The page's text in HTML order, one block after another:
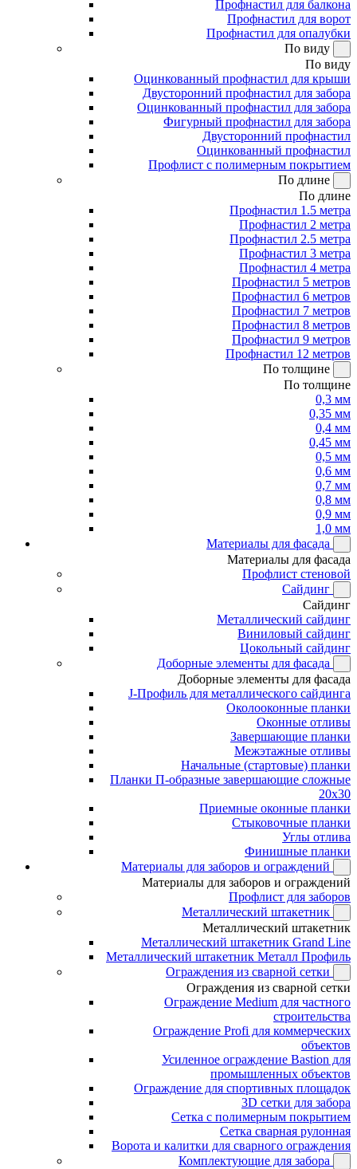
Профнастил для балкона
Профнастил для ворот
Профнастил для опалубки
По виду
По виду
Оцинкованный профнастил для крыши
Двусторонний профнастил для забора
Оцинкованный профнастил для забора
Фигурный профнастил для забора
Двусторонний профнастил
Оцинкованный профнастил
Профлист с полимерным покрытием
По длине
По длине
Профнастил 1.5 метра
Профнастил 2 метра
Профнастил 2.5 метра
Профнастил 3 метра
Профнастил 4 метра
Профнастил 5 метров
Профнастил 6 метров
Профнастил 7 метров
Профнастил 8 метров
Профнастил 9 метров
Профнастил 12 метров
По толщине
По толщине
0,3 мм
0,35 мм
0,4 мм
0,45 мм
0,5 мм
0,6 мм
0,7 мм
0,8 мм
0,9 мм
1,0 мм
Материалы для фасада
Материалы для фасада
Профлист стеновой
Сайдинг
Сайдинг
Металлический сайдинг
Виниловый сайдинг
Цокольный сайдинг
Доборные элементы для фасада
Доборные элементы для фасада
J-Профиль для металлического сайдинга
Околооконные планки
Оконные отливы
Завершающие планки
Межэтажные отливы
Начальные (стартовые) планки
Планки П-образные завершающие сложные
20x30
Приемные оконные планки
Стыковочные планки
Углы отлива
Финишные планки
Материалы для заборов и ограждений
Материалы для заборов и ограждений
Профлист для заборов
Металлический штакетник
Металлический штакетник
Металлический штакетник Grand Line
Металлический штакетник Металл Профиль
Ограждения из сварной сетки
Ограждения из сварной сетки
Ограждение Medium для частного
строительства
Ограждение Profi для коммерческих
объектов
Усиленное ограждение Bastion для
промышленных объектов
Ограждение для спортивных площадок
3D сетки для забора
Сетка с полимерным покрытием
Сетка сварная рулонная
Ворота и калитки для сварного ограждения
Комплектующие для забора